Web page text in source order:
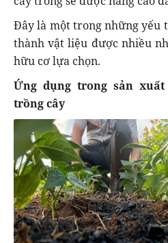
Đây là một trong những yếu
thành vật liệu được nhiều
hữu cơ lựa chọn.
Ứng dụng trong sản
trồng cây